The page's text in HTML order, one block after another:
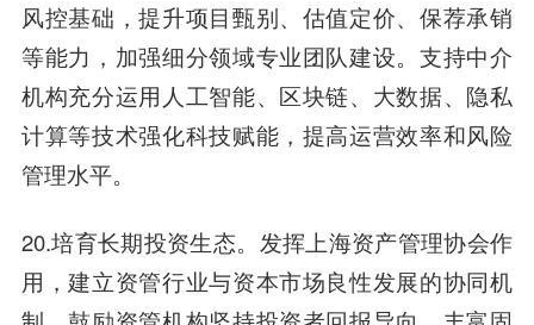
风控基础，提升项目甄别、估值定价、保荐承销
等能力，加强细分领域专业团队建设。支持中介
机构充分运用人工智能、区块链、大数据、隐私
计算等技术强化科技赋能，提高运营效率和风险
管理水平。
20.培育长期投资生态。发挥上海资产管理协会作
用，建立资管行业与资本市场良性发展的协同机